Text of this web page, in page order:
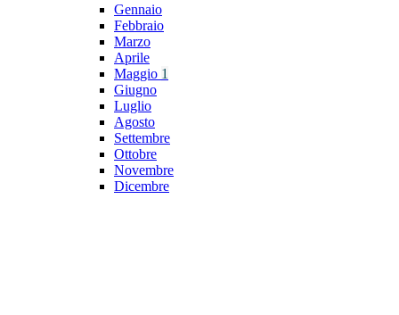
Gennaio
Febbraio
Marzo
Aprile
Maggio 1
Giugno
Luglio
Agosto
Settembre
Ottobre
Novembre
Dicembre